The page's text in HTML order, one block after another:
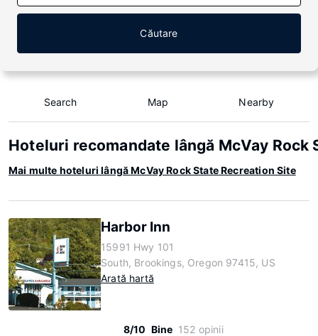
Căutare
Search Map Nearby
Hoteluri recomandate lângă McVay Rock
Mai multe hoteluri lângă McVay Rock State Recreation Site
Harbor Inn
15991 Hwy 101
South, Brookings, Oregon 97415, US
Arată hartă
8/10 Bine 152 opinii